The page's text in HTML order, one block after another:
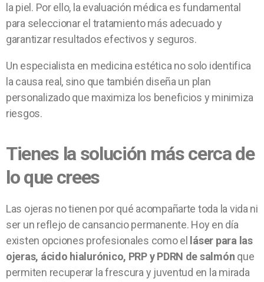
la piel. Por ello, la evaluación médica es fundamental
para seleccionar el tratamiento más adecuado y
garantizar resultados efectivos y seguros.
Un especialista en medicina estética no solo identifica
la causa real, sino que también diseña un plan
personalizado que maximiza los beneficios y minimiza
riesgos.
Tienes la solución más cerca de
lo que crees
Las ojeras no tienen por qué acompañarte toda la vida ni
ser un reflejo de cansancio permanente. Hoy en día
existen opciones profesionales como el láser para las
ojeras, ácido hialurónico, PRP y PDRN de salmón que
permiten recuperar la frescura y juventud en la mirada